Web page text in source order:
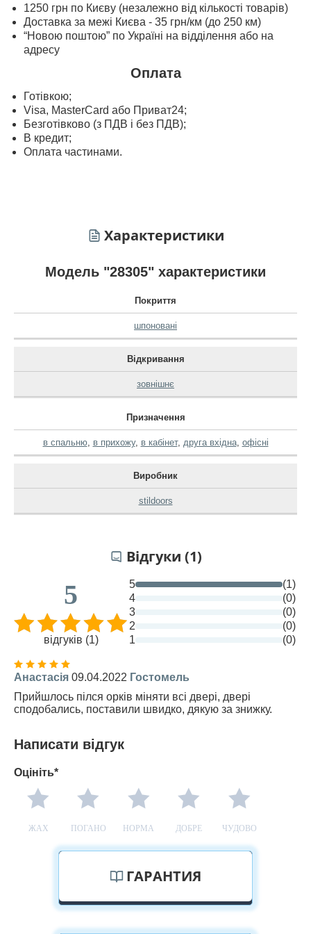
1250 грн по Києву (незалежно від кількості товарів)
Доставка за межі Києва - 35 грн/км (до 250 км)
“Новою поштою” по Україні на відділення або на
адресу
Оплата
Готівкою;
Visa, MasterСard або Приват24;
Безготівково (з ПДВ і без ПДВ);
В кредит;
Оплата частинами.
Характеристики
Модель "28305" характеристики
Покриття
шпоновані
Відкривання
зовнішнє
Призначення
в спальню, в прихожу, в кабінет, друга вхідна, офісні
Виробник
stildoors
Відгуки (1)
5
відгуків (1)
5
(1)
4
(0)
3
(0)
2
(0)
1
(0)
Анастасія 09.04.2022 Гостомель
Прийшлось пілся орків міняти всі двері, двері
сподобались, поставили швидко, дякую за знижку.
Написати відгук
Оцініть*
ЖАХ ПОГАНО НОРМА ДОБРЕ ЧУДОВО
ГАРАНТИЯ